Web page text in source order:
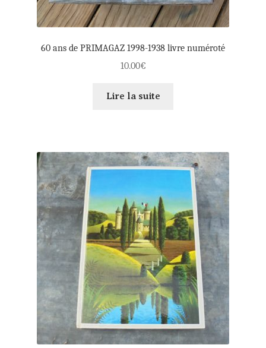
60 ans de PRIMAGAZ 1998-1938 livre numéroté
10.00€
Lire la suite